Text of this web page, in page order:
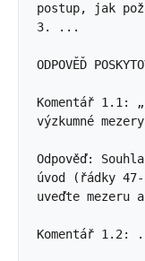
postup, jak
3. ...
ODPOVĚĎ
Komentář 1.1:
výzkumné
Odpověď:
úvod (řádky
uveďte
Komentář 1.2: